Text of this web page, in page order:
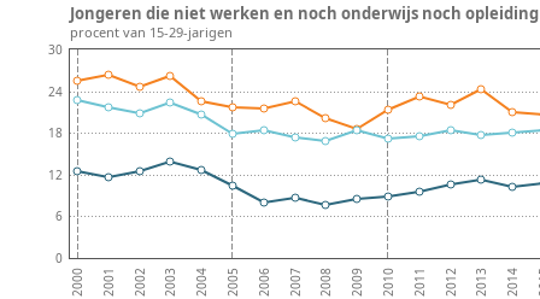
2000 2001 2002 2003 2004 2005 2006 2007 2008 2009 2010 2011 2012 2013 2014
0
6
12
18
24
30
Jongeren die niet werken en noch onderwijs noch
procent van 15-29-jarigen